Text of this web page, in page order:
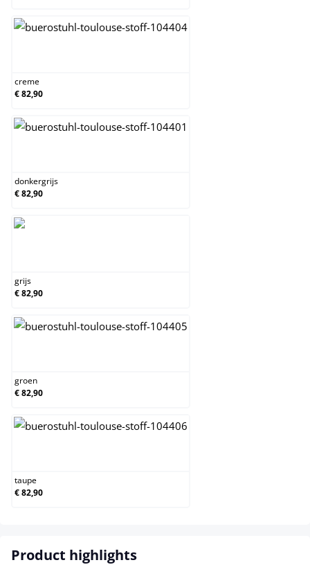
creme
€ 82,90
donkergrijs
€ 82,90
grijs
€ 82,90
groen
€ 82,90
taupe
€ 82,90
Product highlights